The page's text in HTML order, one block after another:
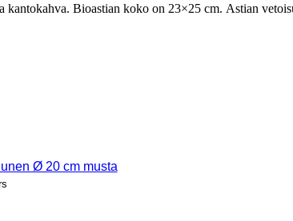
Bioastian koko on 23×25 cm. Astian
Ø 20 cm musta